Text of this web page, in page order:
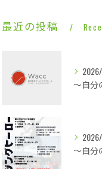
最近の投稿